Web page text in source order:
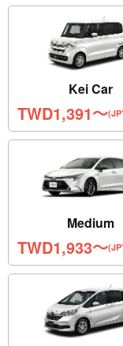
Kei Car
TWD1,391〜
Medium
TWD1,933〜